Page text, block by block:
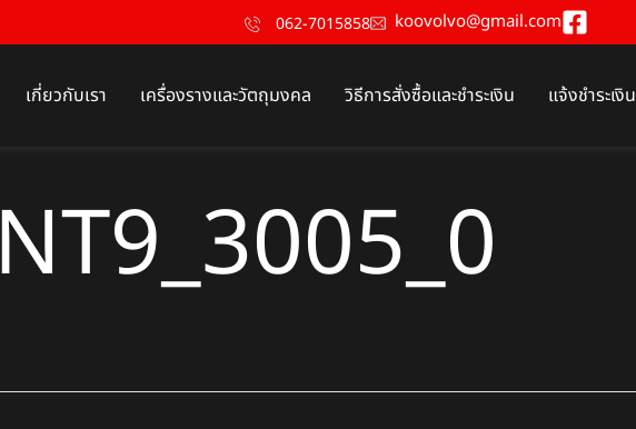
062-7015858 koovolvo@gmail.com
เกี่ยวกับเรา เครื่องรางและวัตถุมงคล วิธีการสั่งซื้อและชำระเงิน แจ้งชำระเงิน
NT9_3005_0